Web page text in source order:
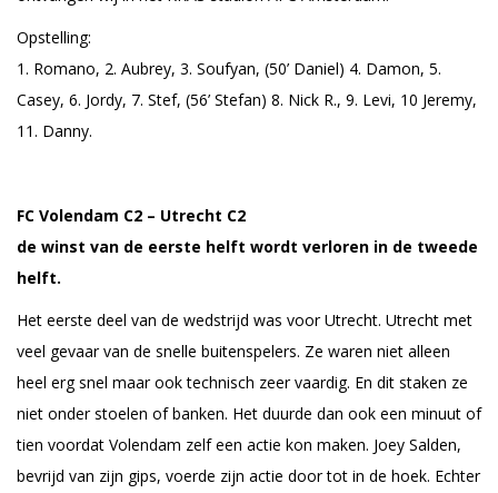
Opstelling:
1. Romano, 2. Aubrey, 3. Soufyan, (50’ Daniel) 4. Damon, 5.
Casey, 6. Jordy, 7. Stef, (56’ Stefan) 8. Nick R., 9. Levi, 10 Jeremy,
11. Danny.
FC Volendam C2 – Utrecht C2
de winst van de eerste helft wordt verloren in de tweede
helft.
Het eerste deel van de wedstrijd was voor Utrecht. Utrecht met
veel gevaar van de snelle buitenspelers. Ze waren niet alleen
heel erg snel maar ook technisch zeer vaardig. En dit staken ze
niet onder stoelen of banken. Het duurde dan ook een minuut of
tien voordat Volendam zelf een actie kon maken. Joey Salden,
bevrijd van zijn gips, voerde zijn actie door tot in de hoek. Echter